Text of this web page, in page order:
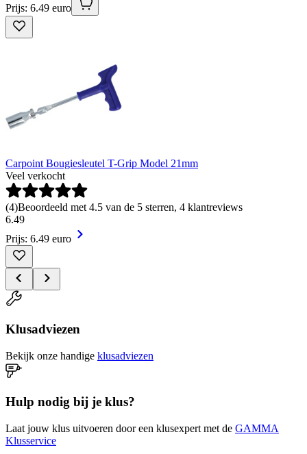
Prijs: 6.49 euro
Carpoint Bougiesleutel T-Grip Model 21mm
Veel verkocht
(4)Beoordeeld met 4.5 van de 5 sterren, 4 klantreviews
6.49
Prijs: 6.49 euro
Klusadviezen
Bekijk onze handige klusadviezen
Hulp nodig bij je klus?
Laat jouw klus uitvoeren door een klusexpert met de GAMMA
Klusservice